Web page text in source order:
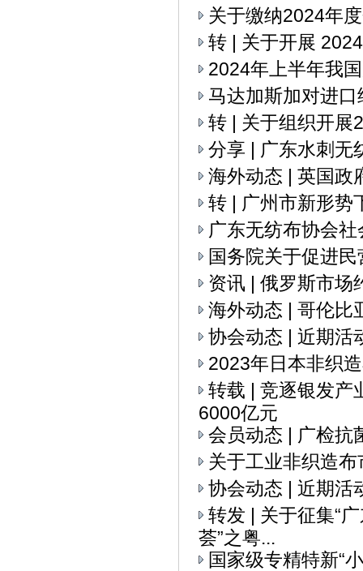
关于缴纳2024年
转 | 关于开展
2024年上半年我
马达加斯加对进
转 | 关于组织开展
分享 | 广东水刺无
海外动态 | 英国政
转 | 广州市新形势
广东无纺布协会社
国务院关于促进
资讯 | 俄罗斯市场
海外动态 | 哥伦比
协会动态 | 近期活
2023年日本非织
转载 | 竞逐银发产
6000亿元
会员动态 | 广检抗
关于工业非织造
协会动态 | 近期活
转发 | 关于征集“
荟”之粤...
国家级专精特新“